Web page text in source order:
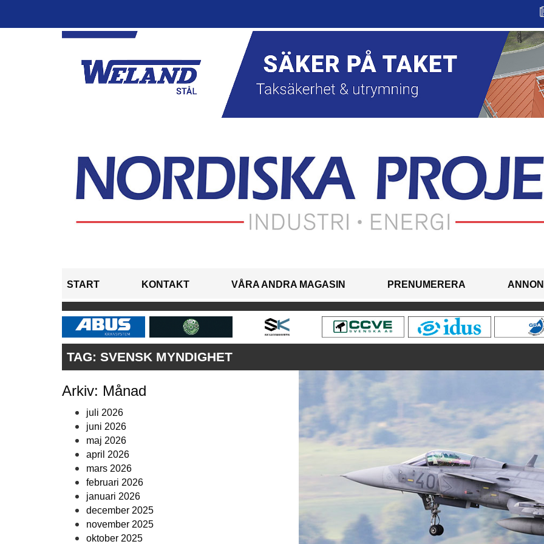
START KONTAKT VÅRA ANDRA MAGASIN PRENUMERERA
TAG: SVENSK MYNDIGHET
Arkiv: Månad
juli 2026
juni 2026
maj 2026
april 2026
mars 2026
februari 2026
januari 2026
december 2025
november 2025
oktober 2025